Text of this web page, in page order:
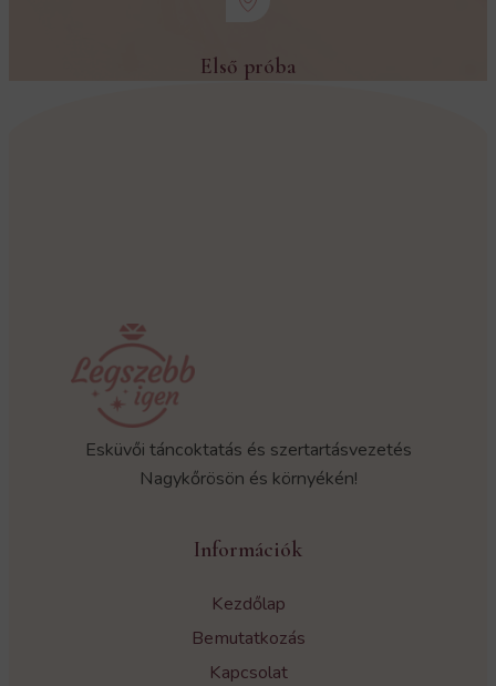
Első próba
Esküvői táncoktatás és szertartásvezetés
Nagykőrösön és környékén!
Információk
Kezdőlap
Bemutatkozás
Kapcsolat